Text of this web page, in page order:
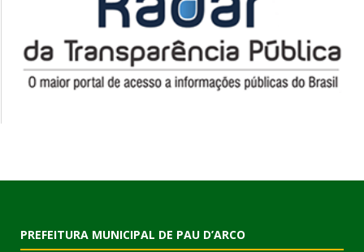
PREFEITURA MUNICIPAL DE PAU D’ARCO